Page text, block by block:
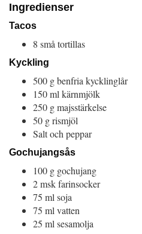
Ingredienser
Tacos
8 små tortillas
Kyckling
500 g benfria kycklinglår
150 ml kärnmjölk
250 g majsstärkelse
50 g rismjöl
Salt och peppar
Gochujangsås
100 g gochujang
2 msk farinsocker
75 ml soja
75 ml vatten
25 ml sesamolja